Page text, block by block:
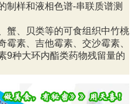
制样和液相色谱-串联质谱测
蟹、贝类等的可食组织中竹桃
霉素、吉他霉素、交沙霉素、
9种大环内酯类药物残留量的